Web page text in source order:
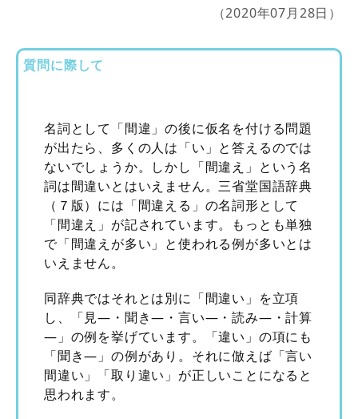
（2020年07月28日）
質問に際して
名詞として「間違」の後に仮名を付ける問題
が出たら、多くの人は「い」と答えるのでは
ないでしょうか。しかし「間違え」という名
詞は間違いとはいえません。三省堂国語辞典
（７版）には「間違える」の名詞形として
「間違え」が記されています。もっとも単独
で「間違えが多い」と使われる例が多いとは
いえません。
同辞典ではそれとは別に「間違い」を立項
し、「見―・聞き―・言い―・読み―・計算
―」の例を挙げています。「違い」の項にも
「聞き―」の例があり。それに倣えば「言い
間違い」「取り違い」が正しいことになると
思われます。